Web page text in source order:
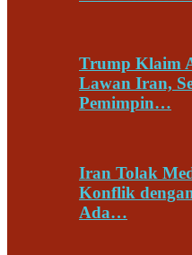
Trump Klaim
Lawan Iran,
Pemimpin…
Iran Tolak
Konflik
Ada…